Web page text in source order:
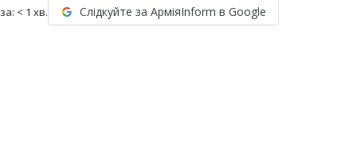
< 1 хв. Слідкуйте за АрміяInform в Google